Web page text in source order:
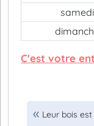
samedi
C'est votre
Leur bois